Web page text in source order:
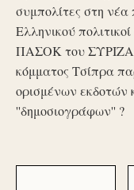
συμπολίτες στη νέα
Ελληνικού
ΠΑΣΟΚ του ΣΥΡΙΖΑ
κόμματος Τσίπρα
ορισμένων εκδοτών
''δημοσιογράφων'' ?